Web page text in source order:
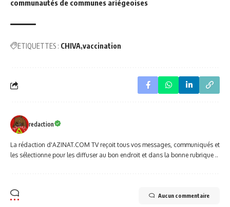
communautés de communes ariégeoises
ETIQUETTES : CHIVA vaccination
redaction
La rédaction d'AZINAT.COM TV reçoit tous vos messages, communiqués et
les sélectionne pour les diffuser au bon endroit et dans la bonne rubrique ..
Aucun commentaire